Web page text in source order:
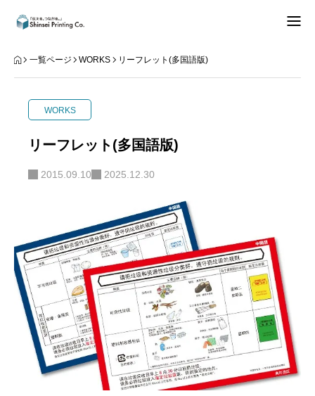
できること
お知らせ
REPEAT 知る Instagram
個人情報保護方針
マイページ
一覧ページ WORKS リーフレット(多国語版)
WORKS
リーフレット(多国語版)
2015.09.10 2025.12.30